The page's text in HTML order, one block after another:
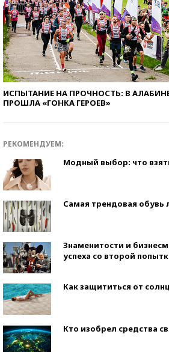
ИСПЫТАНИЕ НА ПРОЧНОСТЬ: В
ПРОШЛА «ГОНКА ГЕРОЕВ»
РЕКОМЕНДУЕМ:
Модный выбор: что
Самая трендовая обувь
Знаменитости и
успеха со второй
Как защититься от
Кто изобрел средства